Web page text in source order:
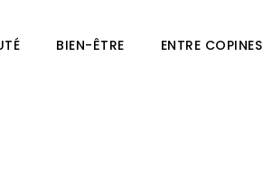
BIEN-ÊTRE ENTRE COPINES